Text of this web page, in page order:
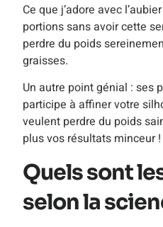
Ce que j’adore avec
portions sans avoir cette
perdre du poids
graisses.
Un autre point génial : ses
participe à affiner votre
veulent perdre du poids
plus vos résultats minceur !
Quels sont
selon la